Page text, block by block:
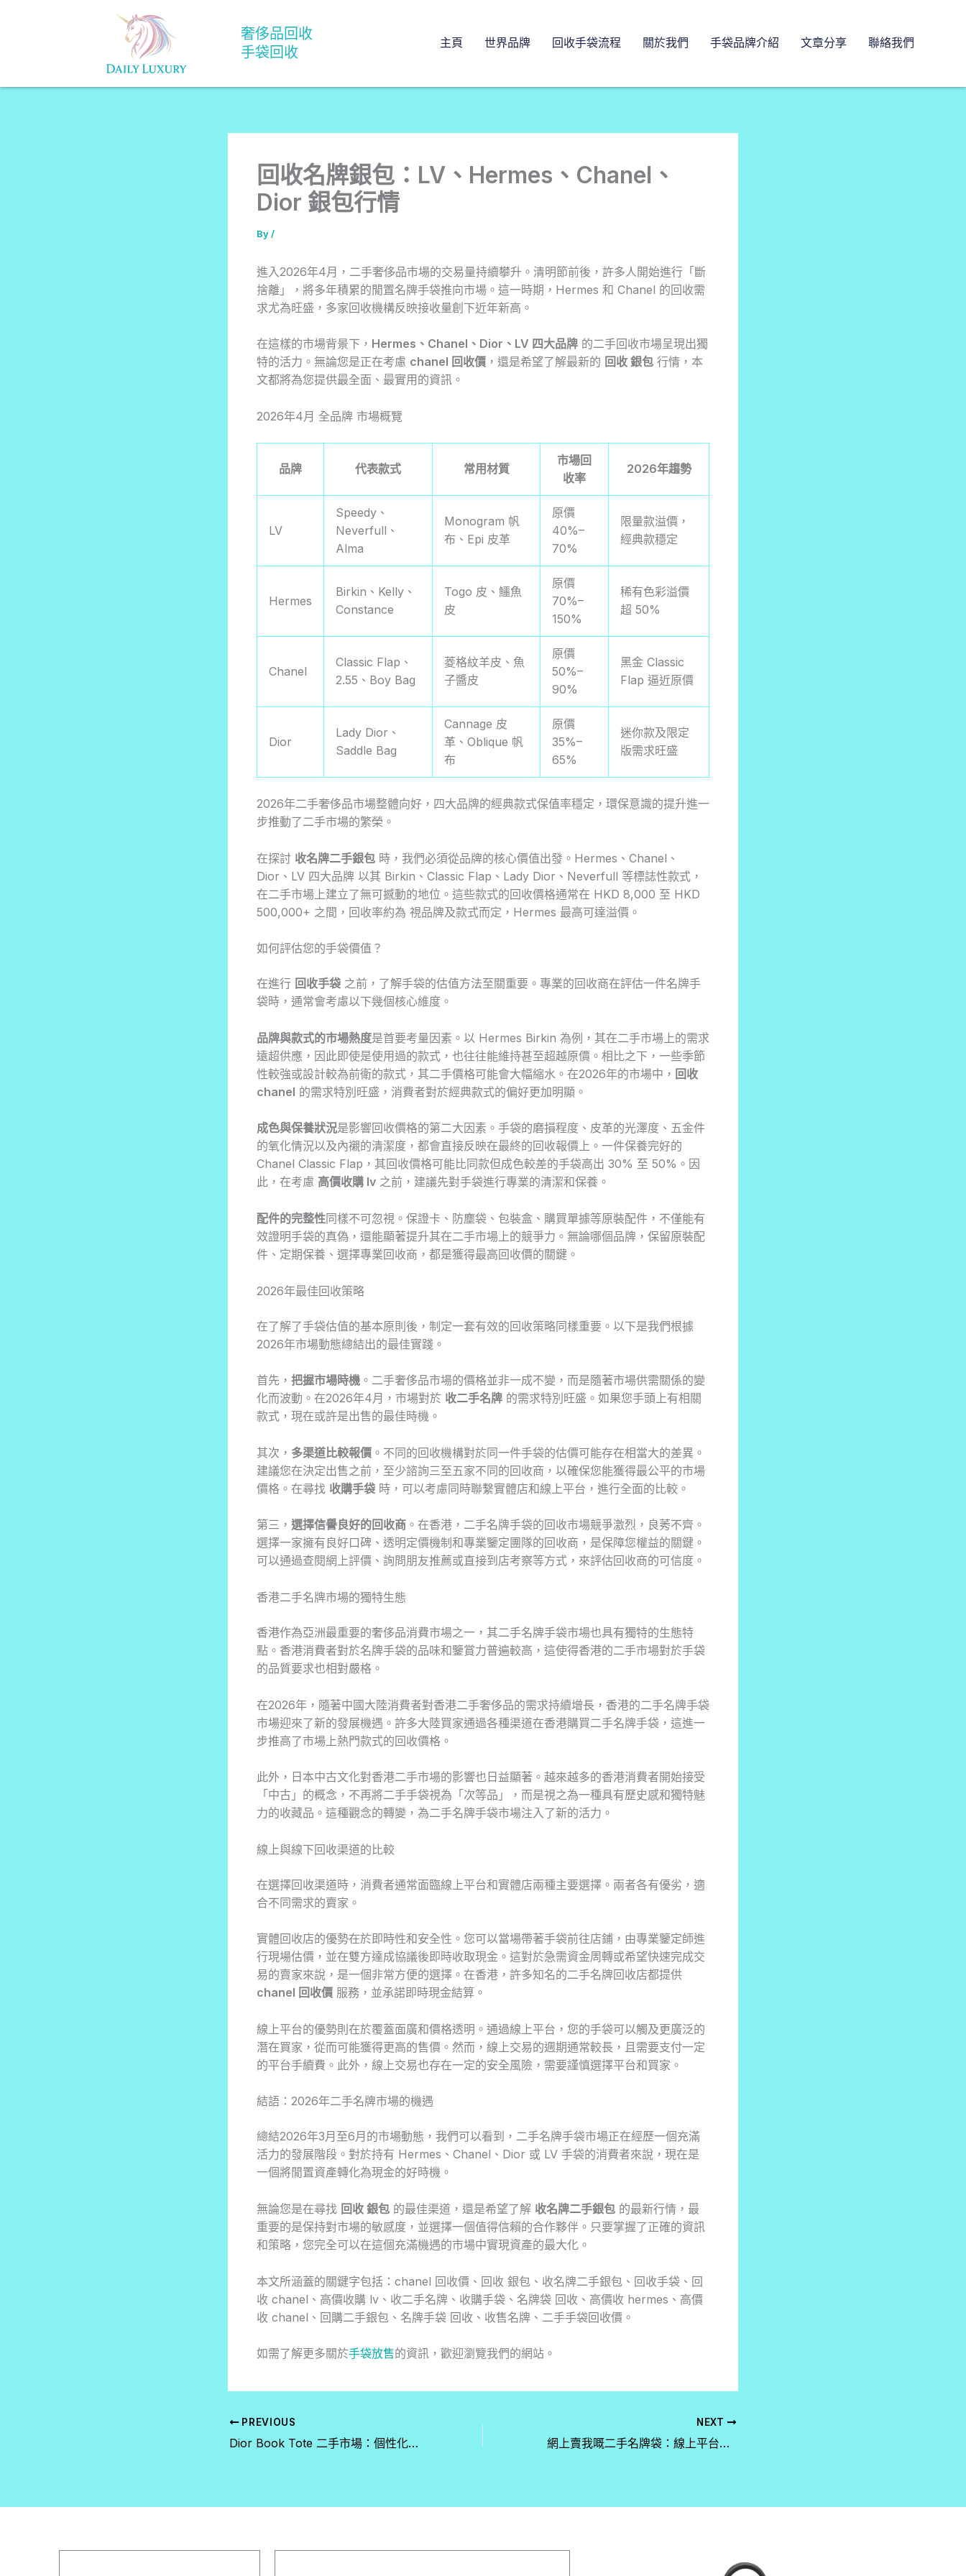
奢侈品回收
手袋回收
主頁 世界品牌 回收手袋流程 關於我們 手袋品牌介紹 文章分享 聯絡我們
回收名牌銀包：LV、Hermes、Chanel、
Dior 銀包行情
By/
進入2026年4月，二手奢侈品市場的交易量持續攀升。清明節前後，許多人開始進行「斷
捨離」，將多年積累的閒置名牌手袋推向市場。這一時期，Hermes 和 Chanel 的回收需
求尤為旺盛，多家回收機構反映接收量創下近年新高。
在這樣的市場背景下， Hermes、Chanel、Dior、LV 四大品牌 的二手回收市場呈現出獨
特的活力。無論您是正在考慮 chanel 回收價 ，還是希望了解最新的 回收 銀包 行情，本
文都將為您提供最全面、最實用的資訊。
2026年4月 全品牌 市場概覽
品牌 代表款式 常用材質
市場回
收率
2026年趨勢
LV
Speedy、
Neverfull、
Alma
Monogram 帆
布、Epi 皮革
原價
40%–
70%
限量款溢價，
經典款穩定
Hermes
Birkin、Kelly、
Constance
Togo 皮、鱷魚
皮
原價
70%–
150%
稀有色彩溢價
超 50%
Chanel
Classic Flap、
2.55、Boy Bag
菱格紋羊皮、魚
子醬皮
原價
50%–
90%
黑金 Classic
Flap 逼近原價
Dior
Lady Dior、
Saddle Bag
Cannage 皮
革、Oblique 帆
布
原價
35%–
65%
迷你款及限定
版需求旺盛
2026年二手奢侈品市場整體向好，四大品牌的經典款式保值率穩定，環保意識的提升進一
步推動了二手市場的繁榮。
在探討 收名牌二手銀包 時，我們必須從品牌的核心價值出發。Hermes、Chanel、
Dior、LV 四大品牌 以其 Birkin、Classic Flap、Lady Dior、Neverfull 等標誌性款式，
在二手市場上建立了無可撼動的地位。這些款式的回收價格通常在 HKD 8,000 至 HKD
500,000+ 之間，回收率約為 視品牌及款式而定，Hermes 最高可達溢價。
如何評估您的手袋價值？
在進行 回收手袋 之前，了解手袋的估值方法至關重要。專業的回收商在評估一件名牌手
袋時，通常會考慮以下幾個核心維度。
品牌與款式的市場熱度是首要考量因素。以 Hermes Birkin 為例，其在二手市場上的需求
遠超供應，因此即使是使用過的款式，也往往能維持甚至超越原價。相比之下，一些季節
性較強或設計較為前衛的款式，其二手價格可能會大幅縮水。在2026年的市場中， 回收
chanel 的需求特別旺盛，消費者對於經典款式的偏好更加明顯。
成色與保養狀況是影響回收價格的第二大因素。手袋的磨損程度、皮革的光澤度、五金件
的氧化情況以及內襯的清潔度，都會直接反映在最終的回收報價上。一件保養完好的
Chanel Classic Flap，其回收價格可能比同款但成色較差的手袋高出 30% 至 50%。因
此，在考慮 高價收購 lv 之前，建議先對手袋進行專業的清潔和保養。
配件的完整性同樣不可忽視。保證卡、防塵袋、包裝盒、購買單據等原裝配件，不僅能有
效證明手袋的真偽，還能顯著提升其在二手市場上的競爭力。無論哪個品牌，保留原裝配
件、定期保養、選擇專業回收商，都是獲得最高回收價的關鍵。
2026年最佳回收策略
在了解了手袋估值的基本原則後，制定一套有效的回收策略同樣重要。以下是我們根據
2026年市場動態總結出的最佳實踐。
首先， 把握市場時機 。二手奢侈品市場的價格並非一成不變，而是隨著市場供需關係的變
化而波動。在2026年4月，市場對於 收二手名牌 的需求特別旺盛。如果您手頭上有相關
款式，現在或許是出售的最佳時機。
其次， 多渠道比較報價 。不同的回收機構對於同一件手袋的估價可能存在相當大的差異。
建議您在決定出售之前，至少諮詢三至五家不同的回收商，以確保您能獲得最公平的市場
價格。在尋找 收購手袋 時，可以考慮同時聯繫實體店和線上平台，進行全面的比較。
第三， 選擇信譽良好的回收商 。在香港，二手名牌手袋的回收市場競爭激烈，良莠不齊。
選擇一家擁有良好口碑、透明定價機制和專業鑒定團隊的回收商，是保障您權益的關鍵。
可以通過查閱網上評價、詢問朋友推薦或直接到店考察等方式，來評估回收商的可信度。
香港二手名牌市場的獨特生態
香港作為亞洲最重要的奢侈品消費市場之一，其二手名牌手袋市場也具有獨特的生態特
點。香港消費者對於名牌手袋的品味和鑒賞力普遍較高，這使得香港的二手市場對於手袋
的品質要求也相對嚴格。
在2026年，隨著中國大陸消費者對香港二手奢侈品的需求持續增長，香港的二手名牌手袋
市場迎來了新的發展機遇。許多大陸買家通過各種渠道在香港購買二手名牌手袋，這進一
步推高了市場上熱門款式的回收價格。
此外，日本中古文化對香港二手市場的影響也日益顯著。越來越多的香港消費者開始接受
「中古」的概念，不再將二手手袋視為「次等品」，而是視之為一種具有歷史感和獨特魅
力的收藏品。這種觀念的轉變，為二手名牌手袋市場注入了新的活力。
線上與線下回收渠道的比較
在選擇回收渠道時，消費者通常面臨線上平台和實體店兩種主要選擇。兩者各有優劣，適
合不同需求的賣家。
實體回收店的優勢在於即時性和安全性。您可以當場帶著手袋前往店鋪，由專業鑒定師進
行現場估價，並在雙方達成協議後即時收取現金。這對於急需資金周轉或希望快速完成交
易的賣家來說，是一個非常方便的選擇。在香港，許多知名的二手名牌回收店都提供
chanel 回收價 服務，並承諾即時現金結算。
線上平台的優勢則在於覆蓋面廣和價格透明。通過線上平台，您的手袋可以觸及更廣泛的
潛在買家，從而可能獲得更高的售價。然而，線上交易的週期通常較長，且需要支付一定
的平台手續費。此外，線上交易也存在一定的安全風險，需要謹慎選擇平台和買家。
結語：2026年二手名牌市場的機遇
總結2026年3月至6月的市場動態，我們可以看到，二手名牌手袋市場正在經歷一個充滿
活力的發展階段。對於持有 Hermes、Chanel、Dior 或 LV 手袋的消費者來說，現在是
一個將閒置資產轉化為現金的好時機。
無論您是在尋找 回收 銀包 的最佳渠道，還是希望了解 收名牌二手銀包 的最新行情，最
重要的是保持對市場的敏感度，並選擇一個值得信賴的合作夥伴。只要掌握了正確的資訊
和策略，您完全可以在這個充滿機遇的市場中實現資產的最大化。
本文所涵蓋的關鍵字包括：chanel 回收價、回收 銀包、收名牌二手銀包、回收手袋、回
收 chanel、高價收購 lv、收二手名牌、收購手袋、名牌袋 回收、高價收 hermes、高價
收 chanel、回購二手銀包、名牌手袋 回收、收售名牌、二手手袋回收價。
如需了解更多關於手袋放售的資訊，歡迎瀏覽我們的網站。
PREVIOUS
Dior Book Tote 二手市場：個性化設計的保值潛力
NEXT
網上賣我嘅二手名牌袋：線上平台與實體店比較